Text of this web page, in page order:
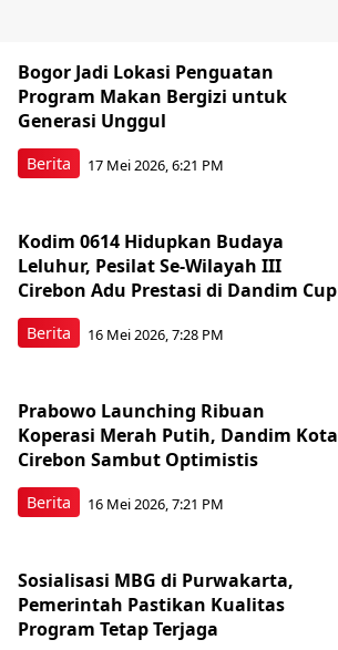
Berita
Bogor Jadi Lokasi Penguatan
Program Makan Bergizi untuk
Generasi Unggul
17 Mei 2026, 6:21 PM
Berita
Kodim 0614 Hidupkan Budaya
Leluhur, Pesilat Se-Wilayah III
Cirebon Adu Prestasi di Dandim Cup
16 Mei 2026, 7:28 PM
Berita
Prabowo Launching Ribuan
Koperasi Merah Putih, Dandim Kota
Cirebon Sambut Optimistis
16 Mei 2026, 7:21 PM
Sosialisasi MBG di Purwakarta,
Pemerintah Pastikan Kualitas
Program Tetap Terjaga